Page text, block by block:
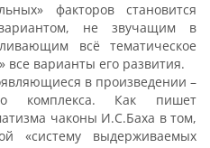
факторов становится
не звучащим в
всё тематическое
варианты его развития.
в произведении –
комплекса. Как пишет
чаконы И.С.Баха в том,
«систему выдерживаемых